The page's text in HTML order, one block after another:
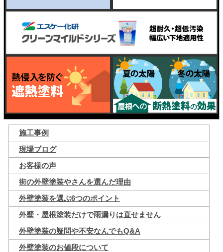
施工事例
現場ブログ
お客様の声
街の外壁塗装やさんを選んだ理由
外壁塗装を選ぶ6つのポイント
外壁・屋根塗装だけで雨漏りは直せません
外壁塗装の疑問や不安なんでもQ&A
外壁塗装のお値段について